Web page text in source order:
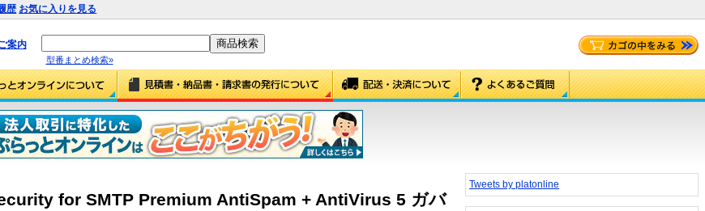
歴 お気に入りを見る
案内
型番まとめ検索»
for SMTP Premium AntiSpam + AntiVirus 5 ガバ
Tweets by platonline